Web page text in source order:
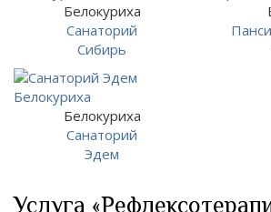
Белокуриха
Санаторий
Сибирь
Белокуриха
Санаторий
Эдем
Услуга